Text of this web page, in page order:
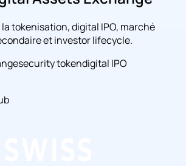
tokenisation, digital IPO, marché
et investor lifecycle.
security tokendigital IPO